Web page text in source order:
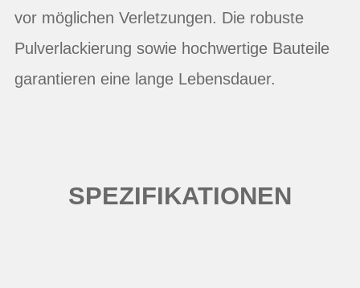
vor möglichen Verletzungen. Die robuste
Pulverlackierung sowie hochwertige Bauteile
garantieren eine lange Lebensdauer.
SPEZIFIKATIONEN